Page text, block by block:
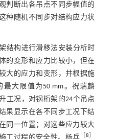
判断出各吊点不同步幅值的
种随机不同步对结构应力状
结构进行滑移法安装分析时
的变形和应力比较小，但在
大的应力和变形，并根据施
大限值为50 mm。祝瑞麟
工况，对钢桁架的24个吊点
果显示在各不同步工况下结
同一位置；对这些应力较大
8